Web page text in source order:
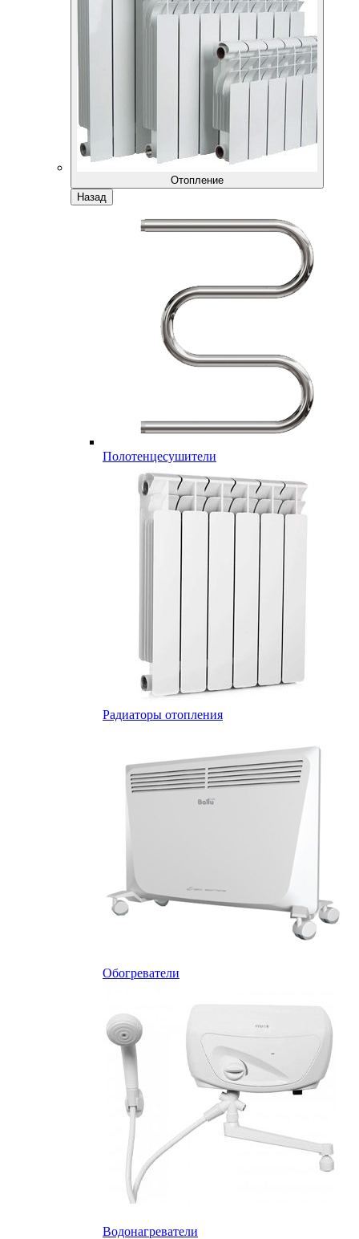
Отопление
Назад
Полотенцесушители
Радиаторы отопления
Обогреватели
Водонагреватели